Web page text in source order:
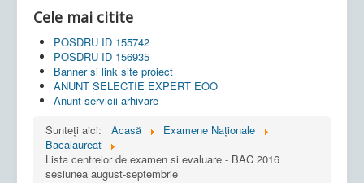
Cele mai citite
POSDRU ID 155742
POSDRU ID 156935
Banner si link site proiect
ANUNT SELECTIE EXPERT EOO
Anunt servicii arhivare
Sunteți aici:
Acasă
Examene Naționale
Bacalaureat
Lista centrelor de examen si evaluare - BAC 2016
sesiunea august-septembrie